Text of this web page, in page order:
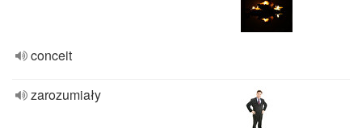
conceit
zarozumiały